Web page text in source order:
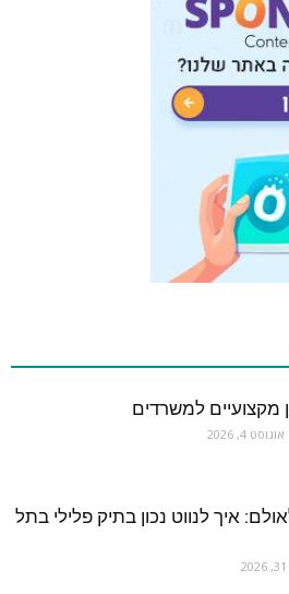
מקצועיים למשרדים
אוגוסט 4, 2026
איך לנווט נכון בתיק פלילי בתל